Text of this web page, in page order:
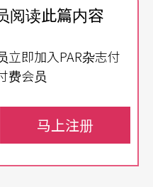
最重要的三个人。」
写自己。)
阅读此篇内容
立即加入PAR杂志付
费会员
马上注册